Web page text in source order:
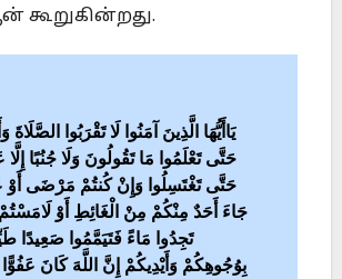
கூறுகின்றது.
يَاأَيُّهَا الَّذِينَ آمَنُوا لَا تَقْرَبُوا
حَتَّى تَعْلَمُوا مَا تَقُولُونَ وَلَا جُنُبًا
حَتَّى تَغْتَسِلُوا وَإِنْ كُنتُمْ مَرْضَى
جَاءَ أَحَدٌ مِنْكُمْ مِنْ الْغَائِطِ أَوْ
تَجِدُوا مَاءً فَتَيَمَّمُوا صَعِيدًا
بِوُجُوهِكُمْ وَأَيْدِيكُمْ إِنَّ اللَّهَ كَانَ عَفُوًّا